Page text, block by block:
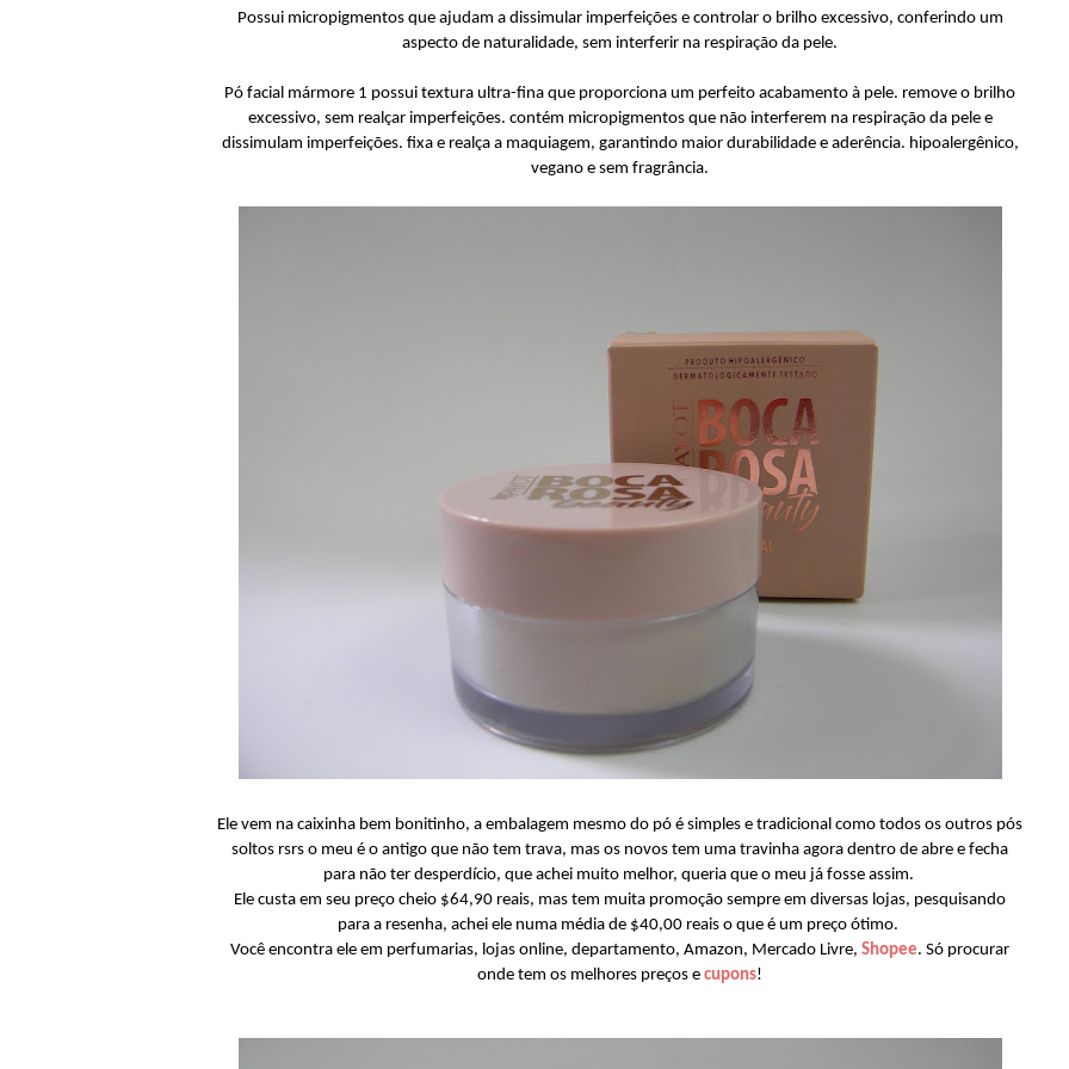
Possui micropigmentos que ajudam a dissimular imperfeições e controlar o brilho excessivo, conferindo um
aspecto de naturalidade, sem interferir na respiração da pele.
Pó facial mármore 1 possui textura ultra-fina que proporciona um perfeito acabamento à pele. remove o brilho
excessivo, sem realçar imperfeições. contém micropigmentos que não interferem na respiração da pele e
dissimulam imperfeições. fixa e realça a maquiagem, garantindo maior durabilidade e aderência. hipoalergênico,
vegano e sem fragrância.
Ele vem na caixinha bem bonitinho, a embalagem mesmo do pó é simples e tradicional como todos os outros pós
soltos rsrs o meu é o antigo que não tem trava, mas os novos tem uma travinha agora dentro de abre e fecha
para não ter desperdício, que achei muito melhor, queria que o meu já fosse assim.
Ele custa em seu preço cheio $64,90 reais, mas tem muita promoção sempre em diversas lojas, pesquisando
para a resenha, achei ele numa média de $40,00 reais o que é um preço ótimo.
Você encontra ele em perfumarias, lojas online, departamento, Amazon, Mercado Livre, Shopee. Só procurar
onde tem os melhores preços e cupons!